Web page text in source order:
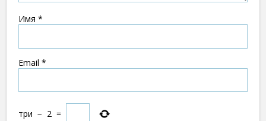
Имя *
Email *
три − 2 =